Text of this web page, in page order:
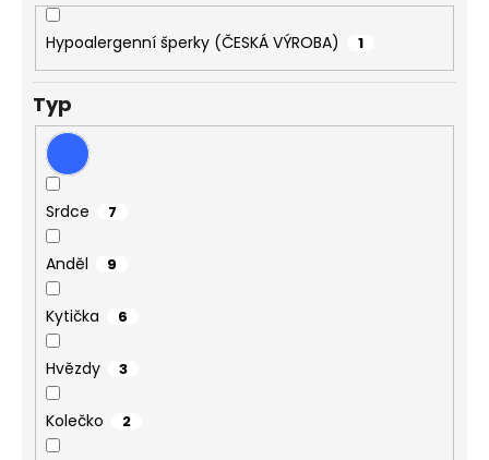
Hypoalergenní šperky (ČESKÁ VÝROBA) 1
Typ
Srdce 7
Anděl 9
Kytička 6
Hvězdy 3
Kolečko 2